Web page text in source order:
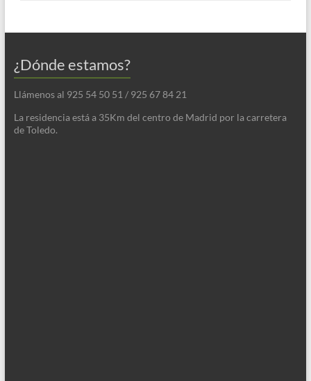
¿Dónde estamos?
Llámenos al 925 54 50 51 / 925 67 84 21
La residencia está a 35Km del centro de Madrid por la carretera
de Toledo.